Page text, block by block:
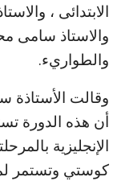
الابتدائى ،
والاستاذ سامى
والطواريء.
وقالت الأستاذة
الإنجليزية
كوستي وتستمر